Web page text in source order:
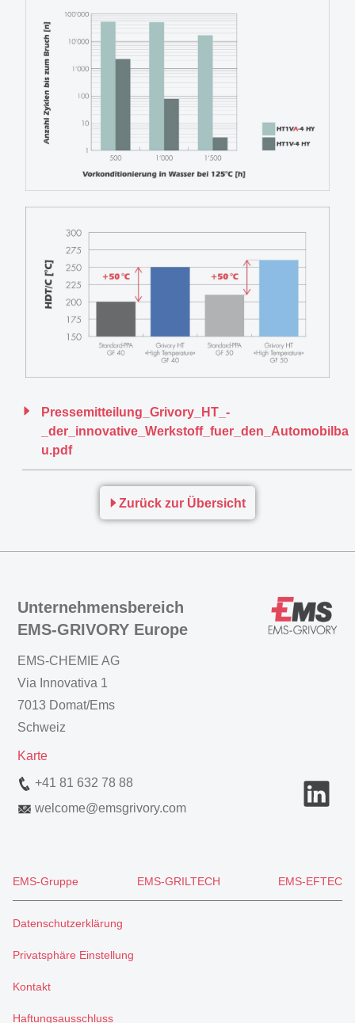
Pressemitteilung_Grivory_HT_-
_der_innovative_Werkstoff_fuer_den_Automobilba
u.pdf
Zurück zur Übersicht
Unternehmensbereich
EMS-GRIVORY Europe
EMS-CHEMIE AG
Via Innovativa 1
7013 Domat/Ems
Schweiz
Karte
+41 81 632 78 88
welcome@emsgrivory.com
EMS-Gruppe EMS-GRILTECH EMS-EFTEC
Datenschutzerklärung
Privatsphäre Einstellung
Kontakt
Haftungsausschluss